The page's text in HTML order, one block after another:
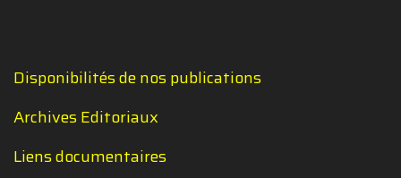
Disponibilités de nos publications
Archives Editoriaux
Liens documentaires